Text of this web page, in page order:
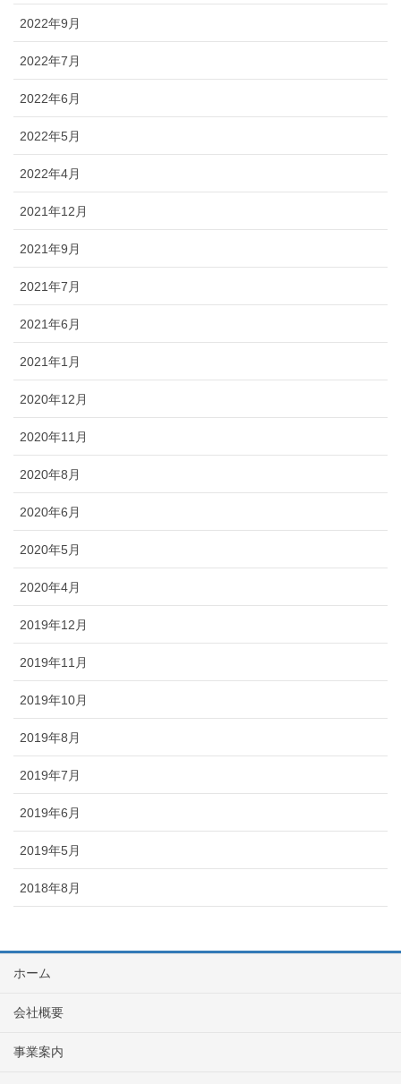
2022年9月
2022年7月
2022年6月
2022年5月
2022年4月
2021年12月
2021年9月
2021年7月
2021年6月
2021年1月
2020年12月
2020年11月
2020年8月
2020年6月
2020年5月
2020年4月
2019年12月
2019年11月
2019年10月
2019年8月
2019年7月
2019年6月
2019年5月
2018年8月
ホーム
会社概要
事業案内